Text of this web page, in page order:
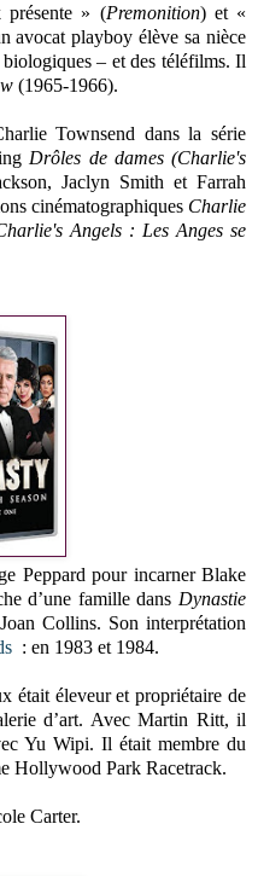
présente » (Premonition) et «
avocat playboy élève sa nièce
– et des téléfilms. Il
(1965-1966).
Townsend dans la série
Drôles de dames (Charlie's
Jaclyn Smith et Farrah
cinématographiques Charlie
Angels : Les Anges se
Peppard pour incarner Blake
d’une famille dans Dynastie
Collins. Son interprétation
: en 1983 et 1984.
était éleveur et propriétaire de
d’art. Avec Martin Ritt, il
Yu Wipi. Il était membre du
Hollywood Park Racetrack.
Carter.